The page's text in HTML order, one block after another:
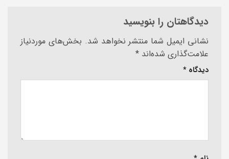
دیدگاهتان را بنویسید
نشانی ایمیل شما منتشر نخواهد شد. بخش‌های موردنیاز
علامت‌گذاری شده‌اند *
دیدگاه *